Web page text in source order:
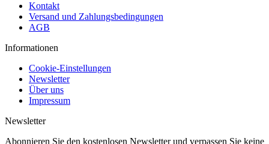
Kontakt
Versand und Zahlungsbedingungen
AGB
Informationen
Cookie-Einstellungen
Newsletter
Über uns
Impressum
Newsletter
Abonnieren Sie den kostenlosen Newsletter und verpassen Sie keine